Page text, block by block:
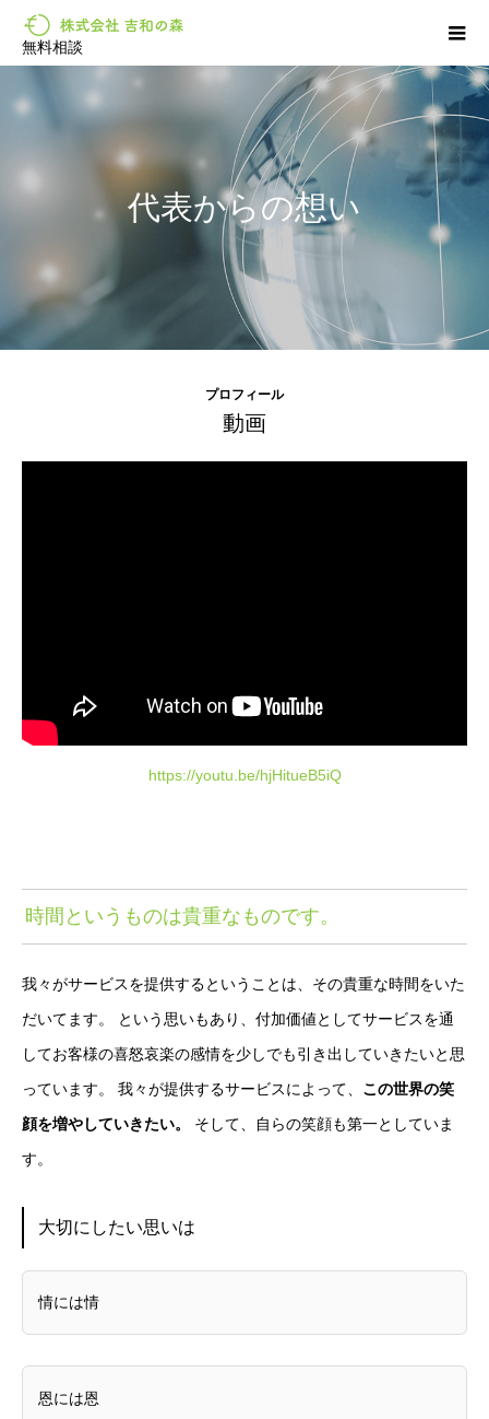
無料相談
代表からの想い
プロフィール
動画
https://youtu.be/hjHitueB5iQ
時間というものは貴重なものです。
我々がサービスを提供するということは、その貴重な時間をいた
だいてます。 という思いもあり、付加価値としてサービスを通
してお客様の喜怒哀楽の感情を少しでも引き出していきたいと思
っています。 我々が提供するサービスによって、 この世界の笑
顔を増やしていきたい。
そして、自らの笑顔も第一としていま
す。
大切にしたい思いは
情には情
恩には恩